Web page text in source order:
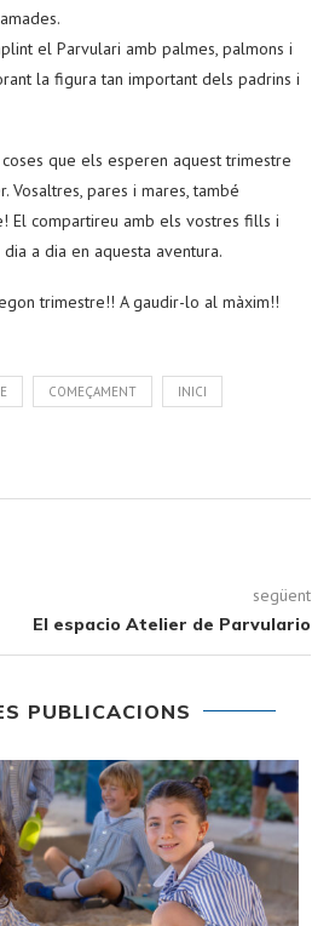
el Parvulari amb palmes, palmons i
la figura tan important dels padrins i
que els esperen aquest trimestre
Vosaltres, pares i mares, també
El compartireu amb els vostres fills i
a dia en aquesta aventura.
trimestre!! A gaudir-lo al màxim!!
COMEÇAMENT INICI
següent
El espacio Atelier de Parvulario
PUBLICACIONS